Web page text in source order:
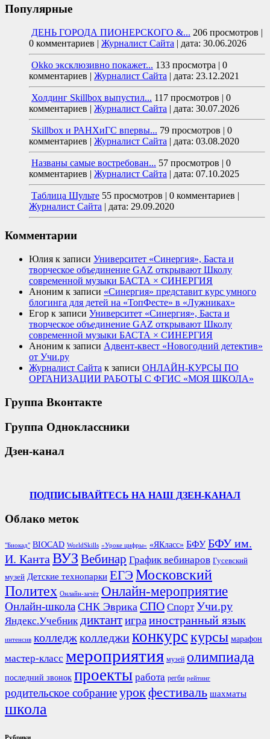
Популярные
ДЕНЬ ГОРОДА ПИОНЕРСКОГО &... 206 просмотров |
0 комментариев | Журналист Сайта | дата: 30.06.2026
Okko эксклюзивно покажет... 133 просмотра | 0
комментариев | Журналист Сайта | дата: 23.12.2021
Холдинг Skillbox выпустил... 117 просмотров | 0
комментариев | Журналист Сайта | дата: 30.07.2026
Skillbox и РАНХиГС впервы... 79 просмотров | 0
комментариев | Журналист Сайта | дата: 03.08.2020
Названы самые востребован... 57 просмотров | 0
комментариев | Журналист Сайта | дата: 07.10.2025
Таблица Шульте 55 просмотров | 0 комментариев |
Журналист Сайта | дата: 29.09.2020
Комментарии
Юлия к записи Университет «Синергия», Баста и
творческое объединение GAZ открывают Школу
современной музыки БАСТА × СИНЕРГИЯ
Аноним к записи «Синергия» представит курс умного
блогинга для детей на «ТопФесте» в «Лужниках»
Егор к записи Университет «Синергия», Баста и
творческое объединение GAZ открывают Школу
современной музыки БАСТА × СИНЕРГИЯ
Аноним к записи Адвент-квест «Новогодний детектив»
от Учи.ру
Журналист Сайта к записи ОНЛАЙН-КУРСЫ ПО
ОРГАНИЗАЦИИ РАБОТЫ С ФГИС «МОЯ ШКОЛА»
Группа Вконтакте
Группа Одноклассники
Дзен-канал
ПОДПИСЫВАЙТЕСЬ НА НАШ ДЗЕН-КАНАЛ
Облако меток
"Биокад" BIOCAD WorldSkills «Уроке цифры» «ЯКласс» БФУ БФУ им.
И. КантаВУЗ Вебинар График вебинаров Гусевский
музей Детские технопарки ЕГЭ Московский
Политех Онлайн-зачёт Онлайн-мероприятие
Онлайн-школа СНК Эврика СПО Спорт Учи.ру
Яндекс.Учебник диктантиграиностранный язык
интенсив колледжколледжиконкурскурсы марафон
мастер-класс мероприятия музей олимпиада
последний звонок проекты работа регби рейтинг
родительское собраниеурокфестиваль шахматы
школа
Рубрики